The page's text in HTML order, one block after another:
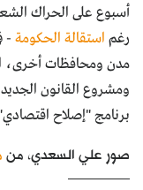
إفتتاحية
فكرة
دفاتر
بالصورة
كتّابنا
أسبوع على الحراك
رغم استقالة الحكومة -
مدن ومحافظات أخرى،
ومشروع القانون
برنامج "إصلاح
صور علي السعدي، من